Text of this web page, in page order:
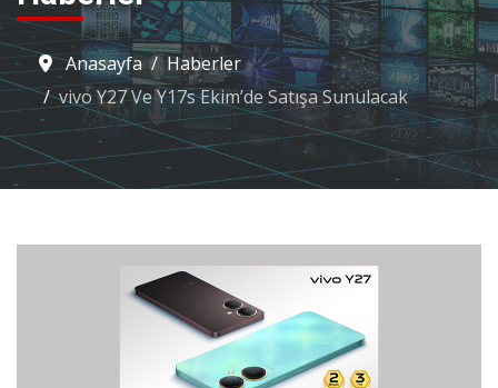
Anasayfa
Haberler
vivo Y27 Ve Y17s Ekim’de Satışa Sunulacak